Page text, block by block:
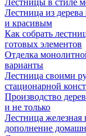
Лестницы в стиле
Лестница из
и красивым
Как собрать
готовых элементов
Отделка
варианты
Лестница своими
стационарной
Производство
и не только
Лестница железная
дополнение